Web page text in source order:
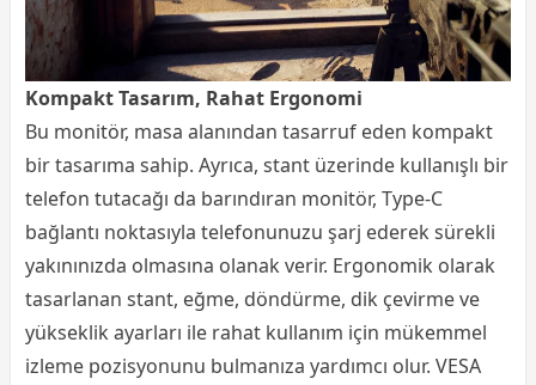
Kompakt Tasarım, Rahat Ergonomi
Bu monitör, masa alanından tasarruf eden kompakt
bir tasarıma sahip. Ayrıca, stant üzerinde kullanışlı bir
telefon tutacağı da barındıran monitör, Type-C
bağlantı noktasıyla telefonunuzu şarj ederek sürekli
yakınınızda olmasına olanak verir. Ergonomik olarak
tasarlanan stant, eğme, döndürme, dik çevirme ve
yükseklik ayarları ile rahat kullanım için mükemmel
izleme pozisyonunu bulmanıza yardımcı olur. VESA